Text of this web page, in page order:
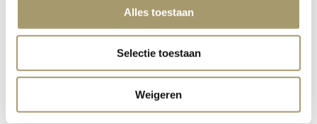
Alles toestaan
Selectie toestaan
Weigeren
Cookie Opslagperiode Doel
_gat 1 minuut Wordt gebruikt om de snelheid
van het verzoek te meten.
te maken tussen gebruikers.
_ga 2 jaar Analytische cookie die
websitebezoek meet en wordt gebruikt om onderscheid te